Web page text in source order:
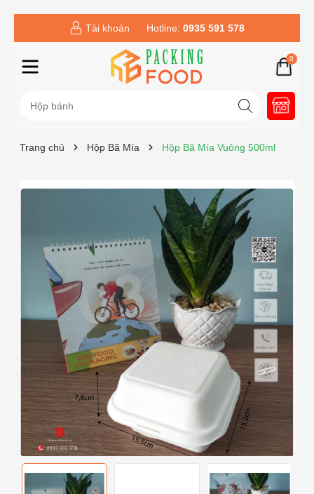
Tài khoản Hotline: 0935 591 578
0
Trang chủ Hộp Bã Mía Hộp Bã Mía Vuông 500ml